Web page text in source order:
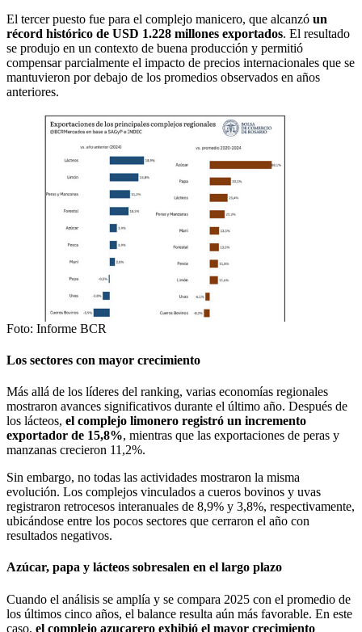
El tercer puesto fue para el complejo manicero, que alcanzó un
récord histórico de USD 1.228 millones exportados. El resultado
se produjo en un contexto de buena producción y permitió
compensar parcialmente el impacto de precios internacionales que se
mantuvieron por debajo de los promedios observados en años
anteriores.
Foto: Informe BCR
Los sectores con mayor crecimiento
Más allá de los líderes del ranking, varias economías regionales
mostraron avances significativos durante el último año. Después de
los lácteos, el complejo limonero registró un incremento
exportador de 15,8%, mientras que las exportaciones de peras y
manzanas crecieron 11,2%.
Sin embargo, no todas las actividades mostraron la misma
evolución. Los complejos vinculados a cueros bovinos y uvas
registraron retrocesos interanuales de 8,9% y 3,8%, respectivamente,
ubicándose entre los pocos sectores que cerraron el año con
resultados negativos.
Azúcar, papa y lácteos sobresalen en el largo plazo
Cuando el análisis se amplía y se compara 2025 con el promedio de
los últimos cinco años, el balance resulta aún más favorable. En este
caso, el complejo azucarero exhibió el mayor crecimiento